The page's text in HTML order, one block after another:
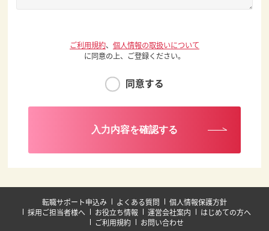
ご利用規約、 個人情報の取扱いについて
に同意の上、ご登録ください。
同意する
入力内容を確認する
転職サポート申込み よくある質問
個人情報保護方針
採用ご担当者様へ
お役立ち情報 運営会社案内
はじめての方へ
ご利用規約
お問い合わせ